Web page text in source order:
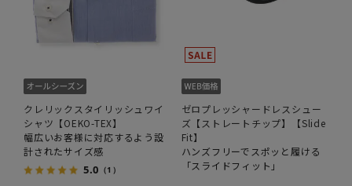
クレリックスタイリッシュワイ
シャツ【OEKO-TEX】
幅広いお客様に対応するよう設
計されたサイズ感
5.0 （1）
ゼロプレッシャードレスシュー
ズ【ストレートチップ】【Slide
Fit】
ハンズフリーでスポッと履ける
「スライドフィット」